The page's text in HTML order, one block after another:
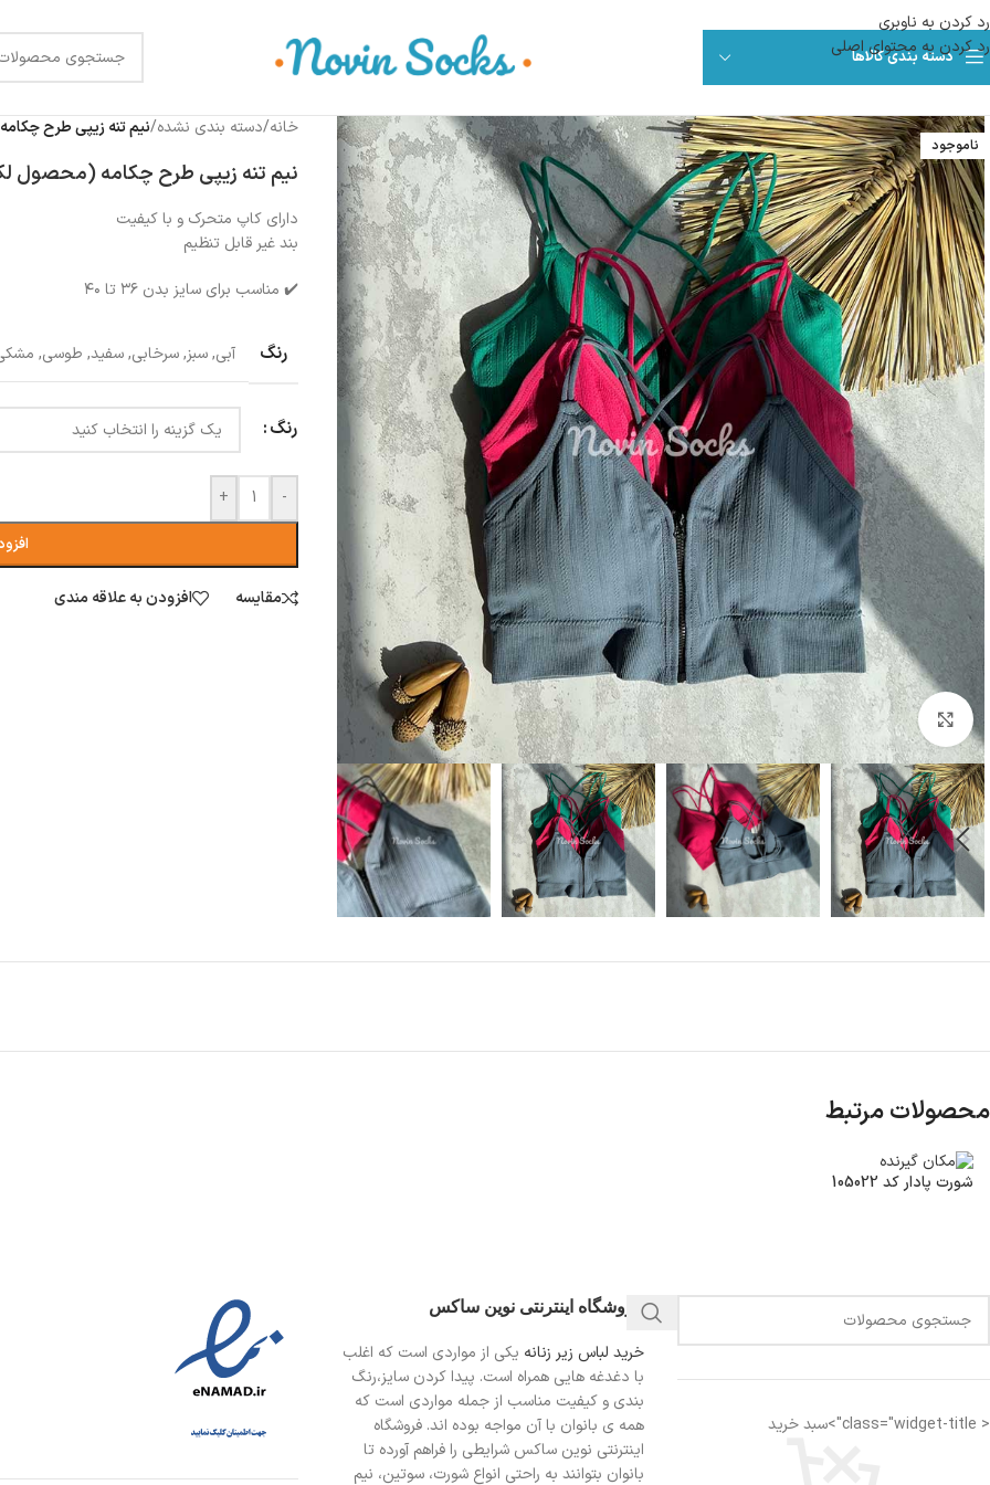
رد کردن به ناوبری
رد کردن به محتوای اصلی
دسته بندی کالاها
ناموجود
بزرگنمایی تصویر
خانه/دسته بندی نشده/نیم تنه زیپی طرح
نیم تنه زیپی طرح چکامه (محصول
دارای کاپ متحرک و با کیفیت
بند غیر قابل تنظیم
✔️ مناسب برای سایز بدن ۳۶ تا ۴۰
رنگ آبی,سبز,سرخابی,سفید, طوسی,
رنگ
-
+
مقایسه افزودن به علاقه مندی
محصولات مرتبط
شورت پادار کد 105022
< class="widget-title">سبد خرید
فروشگاه اینترنتی نوین ساکس
خرید لباس زیر زنانه یکی از مواردی است که اغلب
با دغدغه هایی همراه است. پیدا کردن سایز،رنگ
بندی و کیفیت مناسب از جمله مواردی است که
همه ی بانوان با آن مواجه بوده اند. فروشگاه
اینترنتی نوین ساکس شرایطی را فراهم آورده تا
بانوان بتوانند به راحتی انواع شورت، سوتین، نیم